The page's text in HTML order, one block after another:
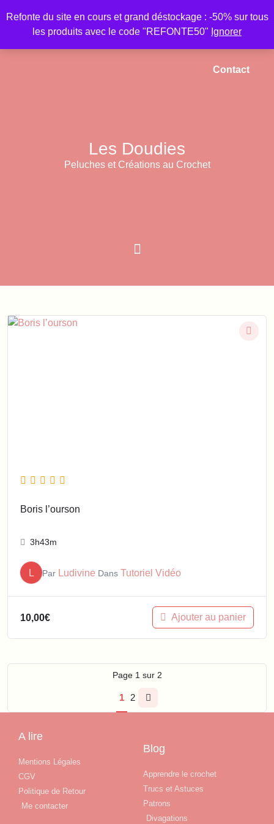
Refonte du site en cours et grand déstockage : -50% sur tous
les produits avec le code "REFONTE50" Ignorer
Contact
Les Doudies
Peluches et Créations au Crochet
Boris l’ourson
3h43m
L Par Ludivine Dans Tutoriel Vidéo
10,00€ Ajouter au panier
Page 1 sur 2
1 2
A lire
Mentions Légales
CGV
Politique de Retour
Me contacter
Blog
Apprendre le crochet
Trucs et Astuces
Patrons
Divagations